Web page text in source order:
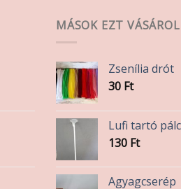
MÁSOK EZT
Zsenília drót
30 Ft
Lufi tartó
130 Ft
Agyagcserép